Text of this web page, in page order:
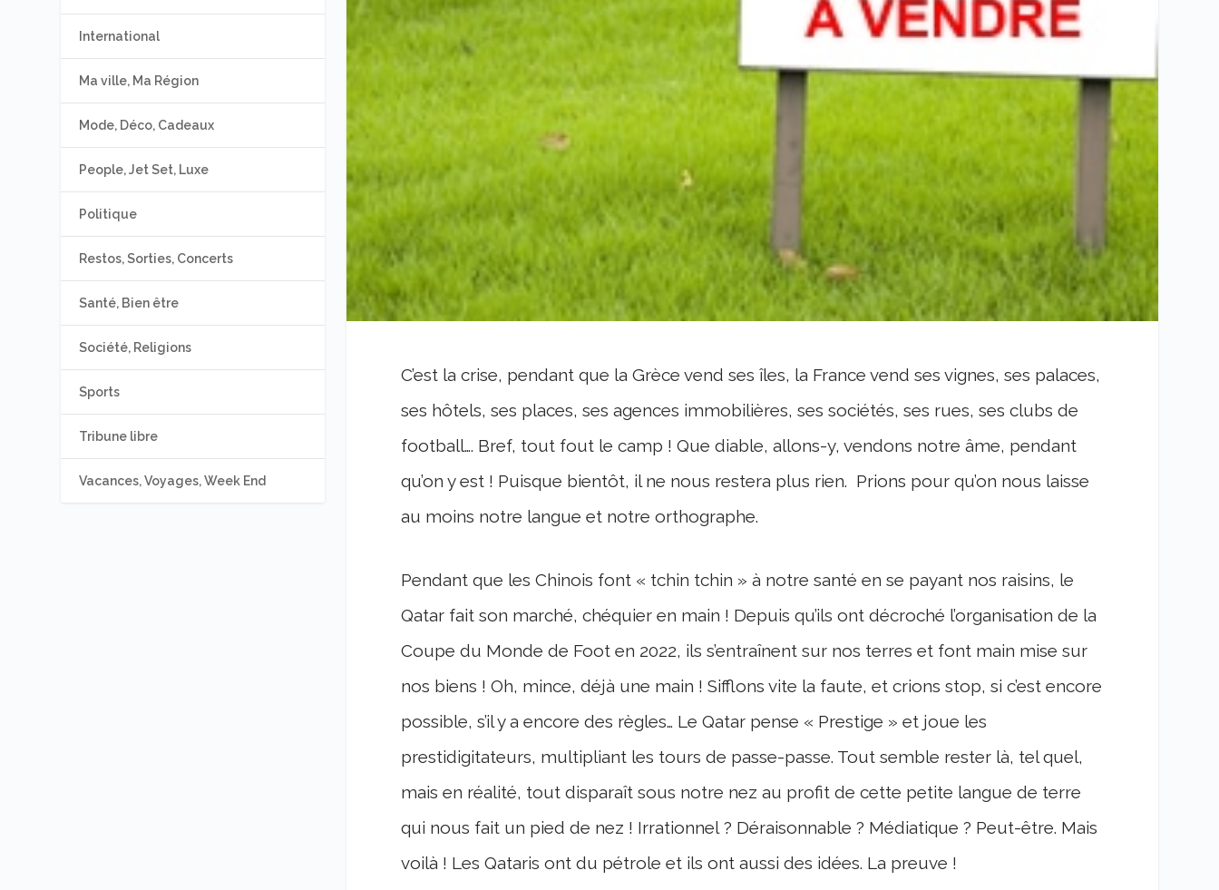
C’est la crise, pendant que la Grèce vend ses îles, la France vend ses vignes, ses palaces,
ses hôtels, ses places, ses agences immobilières, ses sociétés, ses rues, ses clubs de
football…. Bref, tout fout le camp ! Que diable, allons-y, vendons notre âme, pendant
qu’on y est ! Puisque bientôt, il ne nous restera plus rien. Prions pour qu’on nous laisse
au moins notre langue et notre orthographe.
Pendant que les Chinois font « tchin tchin » à notre santé en se payant nos raisins, le
Qatar fait son marché, chéquier en main ! Depuis qu’ils ont décroché l’organisation de la
Coupe du Monde de Foot en 2022, ils s’entraînent sur nos terres et font main mise sur
nos biens ! Oh, mince, déjà une main ! Sifflons vite la faute, et crions stop, si c’est encore
possible, s’il y a encore des règles… Le Qatar pense « Prestige » et joue les
prestidigitateurs, multipliant les tours de passe-passe. Tout semble rester là, tel quel,
mais en réalité, tout disparaît sous notre nez au profit de cette petite langue de terre
qui nous fait un pied de nez ! Irrationnel ? Déraisonnable ? Médiatique ? Peut-être. Mais
voilà ! Les Qataris ont du pétrole et ils ont aussi des idées. La preuve !
International
Ma ville, Ma Région
Mode, Déco, Cadeaux
People, Jet Set, Luxe
Politique
Restos, Sorties, Concerts
Santé, Bien être
Société, Religions
Sports
Tribune libre
Vacances, Voyages, Week End